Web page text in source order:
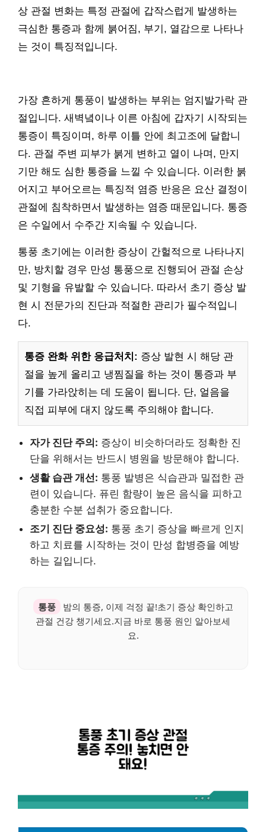
상 관절 변화는 특정 관절에 갑작스럽게 발생하는
극심한 통증과 함께 붉어짐, 부기, 열감으로 나타나
는 것이 특징적입니다.
가장 흔하게 통풍이 발생하는 부위는 엄지발가락 관
절입니다. 새벽녘이나 이른 아침에 갑자기 시작되는
통증이 특징이며, 하루 이틀 안에 최고조에 달합니
다. 관절 주변 피부가 붉게 변하고 열이 나며, 만지
기만 해도 심한 통증을 느낄 수 있습니다. 이러한 붉
어지고 부어오르는 특징적 염증 반응은 요산 결정이
관절에 침착하면서 발생하는 염증 때문입니다. 통증
은 수일에서 수주간 지속될 수 있습니다.
통풍 초기에는 이러한 증상이 간헐적으로 나타나지
만, 방치할 경우 만성 통풍으로 진행되어 관절 손상
및 기형을 유발할 수 있습니다. 따라서 초기 증상 발
현 시 전문가의 진단과 적절한 관리가 필수적입니
다.
통증 완화 위한 응급처치: 증상 발현 시 해당 관
절을 높게 올리고 냉찜질을 하는 것이 통증과 부
기를 가라앉히는 데 도움이 됩니다. 단, 얼음을
직접 피부에 대지 않도록 주의해야 합니다.
자가 진단 주의: 증상이 비슷하더라도 정확한 진
단을 위해서는 반드시 병원을 방문해야 합니다.
생활 습관 개선: 통풍 발병은 식습관과 밀접한 관
련이 있습니다. 퓨린 함량이 높은 음식을 피하고
충분한 수분 섭취가 중요합니다.
조기 진단 중요성: 통풍 초기 증상을 빠르게 인지
하고 치료를 시작하는 것이 만성 합병증을 예방
하는 길입니다.
통풍
밤의 통증, 이제 걱정 끝!초기 증상 확인하고
관절 건강 챙기세요.지금 바로 통풍 원인 알아보세
요.